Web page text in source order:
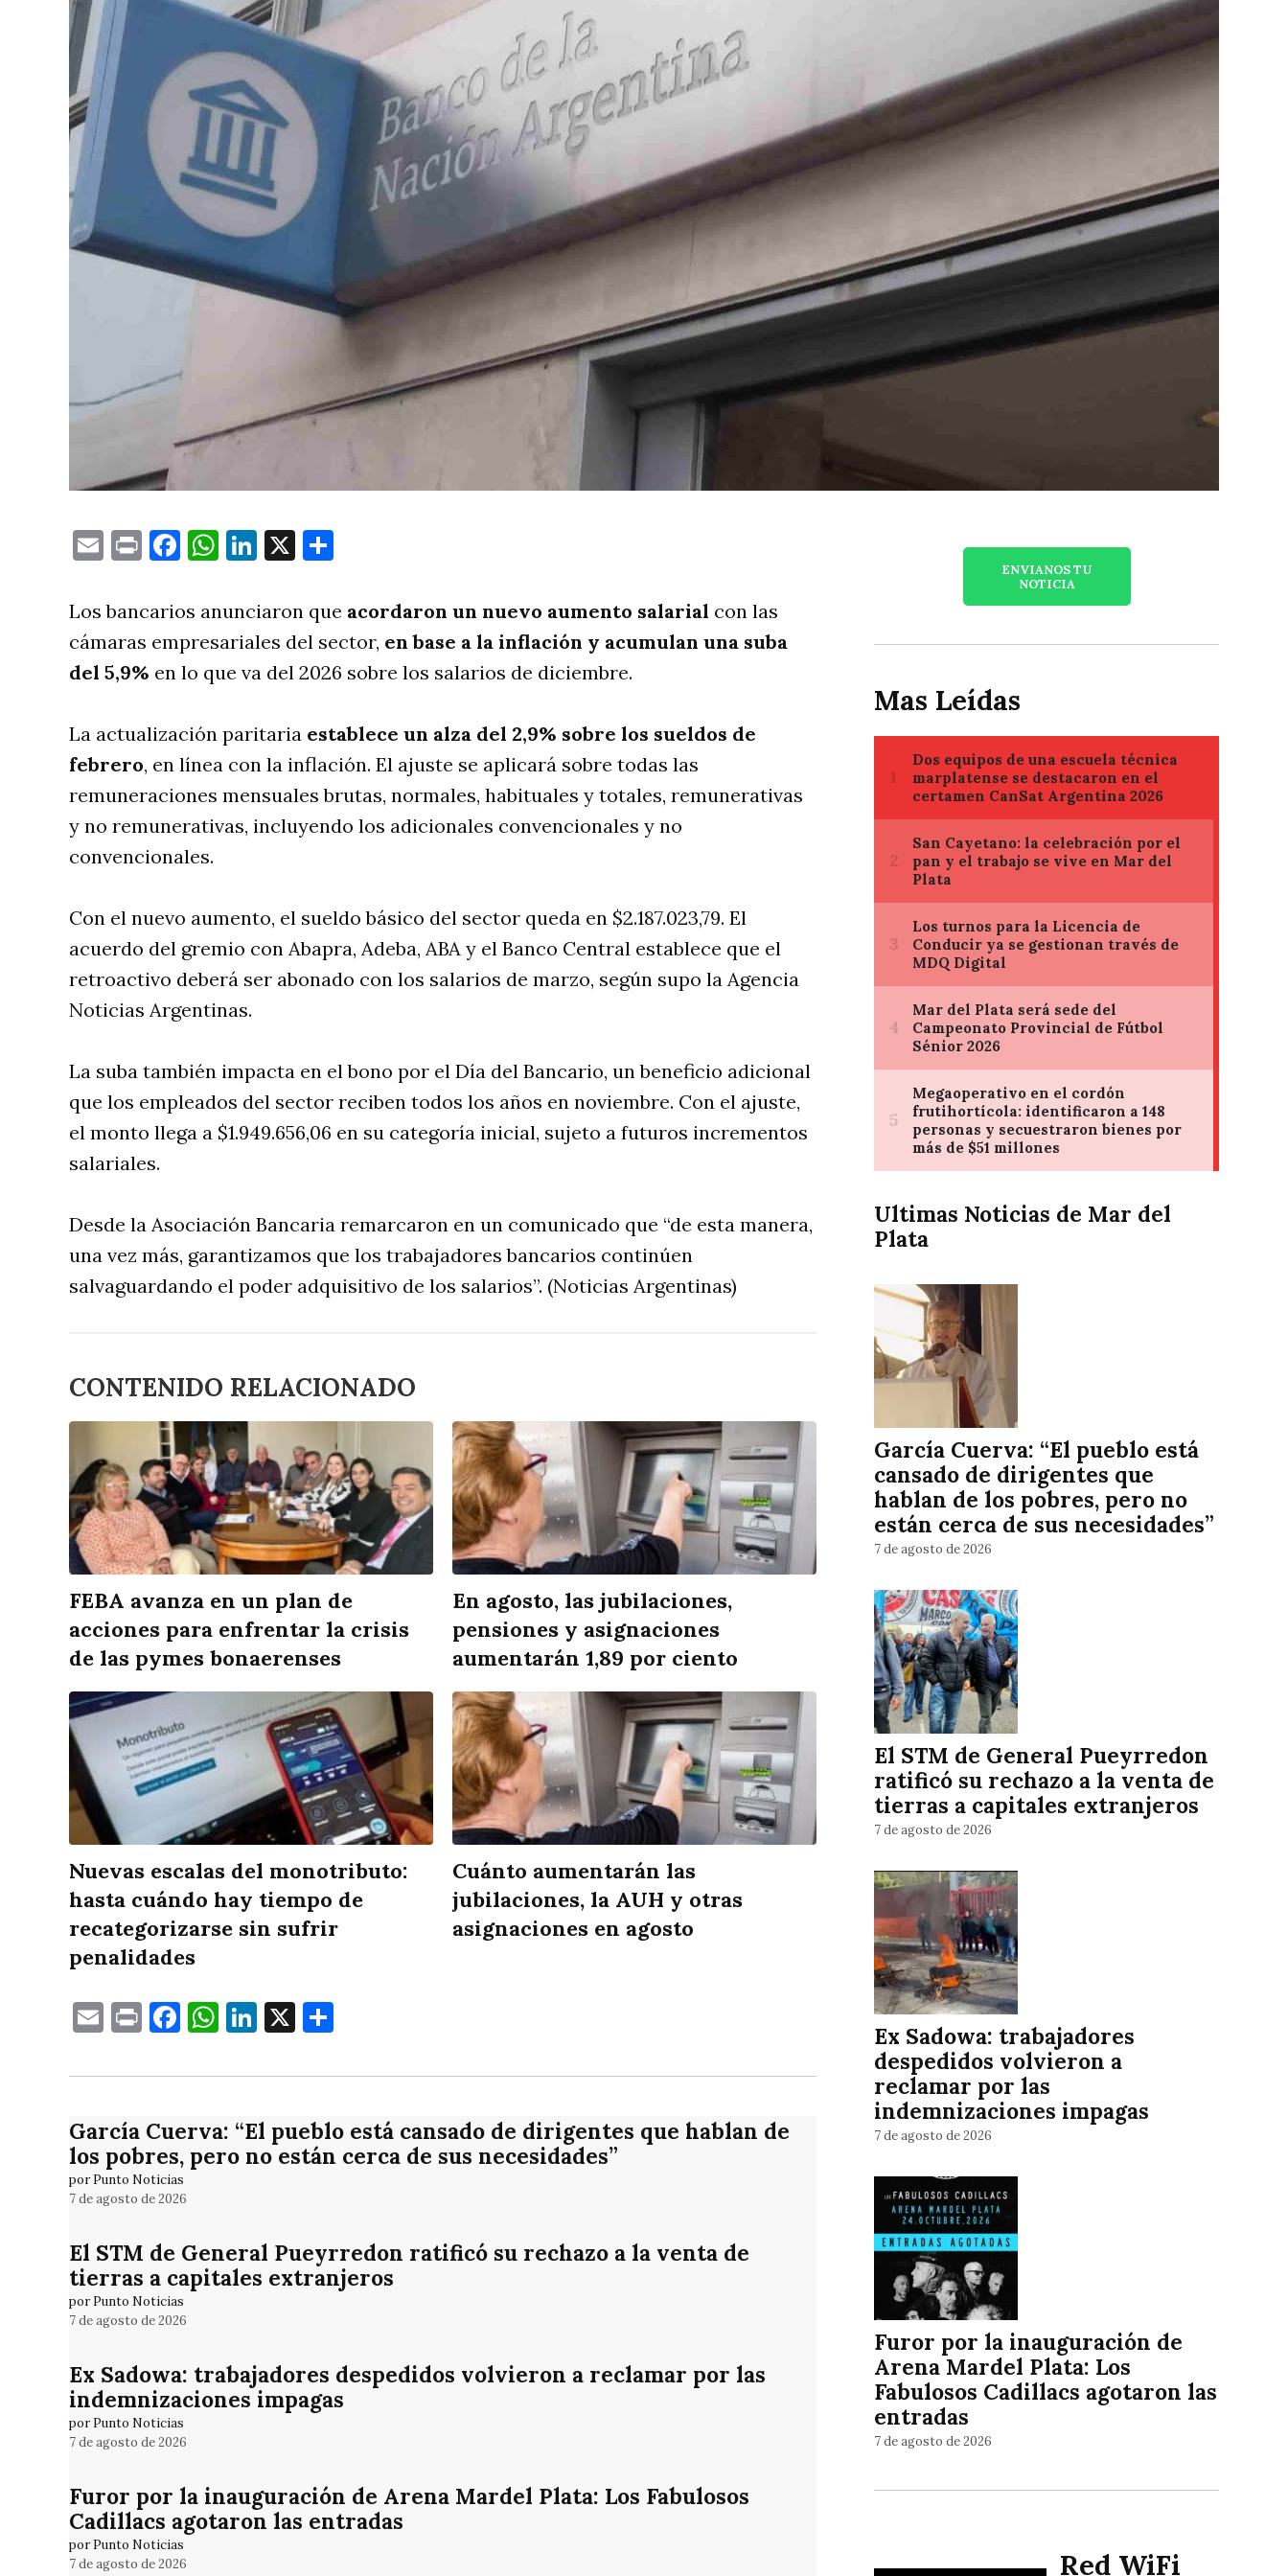
EmailPrintFacebook
WhatsApp
LinkedIn
X
Los bancarios anunciaron que acordaron un nuevo aumento salarial con las
cámaras empresariales del sector, en base a la inflación y acumulan una suba
del 5,9% en lo que va del 2026 sobre los salarios de diciembre.
La actualización paritaria establece un alza del 2,9% sobre los sueldos de
febrero, en línea con la inflación. El ajuste se aplicará sobre todas las
remuneraciones mensuales brutas, normales, habituales y totales, remunerativas
y no remunerativas, incluyendo los adicionales convencionales y no
convencionales.
Con el nuevo aumento, el sueldo básico del sector queda en $2.187.023,79. El
acuerdo del gremio con Abapra, Adeba, ABA y el Banco Central establece que el
retroactivo deberá ser abonado con los salarios de marzo, según supo la Agencia
Noticias Argentinas.
La suba también impacta en el bono por el Día del Bancario, un beneficio adicional
que los empleados del sector reciben todos los años en noviembre. Con el ajuste,
el monto llega a $1.949.656,06 en su categoría inicial, sujeto a futuros incrementos
salariales.
Desde la Asociación Bancaria remarcaron en un comunicado que “de esta manera,
una vez más, garantizamos que los trabajadores bancarios continúen
salvaguardando el poder adquisitivo de los salarios”. (Noticias Argentinas)
CONTENIDO RELACIONADO
FEBA avanza en un plan de
acciones para enfrentar la crisis
de las pymes bonaerenses
En agosto, las jubilaciones,
pensiones y asignaciones
aumentarán 1,89 por ciento
Nuevas escalas del monotributo:
hasta cuándo hay tiempo de
recategorizarse sin sufrir
penalidades
Cuánto aumentarán las
jubilaciones, la AUH y otras
asignaciones en agosto
EmailPrintFacebook
WhatsApp
LinkedIn
X
García Cuerva: “El pueblo está cansado de dirigentes que hablan de
los pobres, pero no están cerca de sus necesidades”
por Punto Noticias
7 de agosto de 2026
El STM de General Pueyrredon ratificó su rechazo a la venta de
tierras a capitales extranjeros
por Punto Noticias
7 de agosto de 2026
Ex Sadowa: trabajadores despedidos volvieron a reclamar por las
indemnizaciones impagas
por Punto Noticias
7 de agosto de 2026
Furor por la inauguración de Arena Mardel Plata: Los Fabulosos
Cadillacs agotaron las entradas
por Punto Noticias
7 de agosto de 2026
ENVIANOS TU
NOTICIA
Mas Leídas
Ultimas Noticias de Mar del
Plata
García Cuerva: “El pueblo está
cansado de dirigentes que
hablan de los pobres, pero no
están cerca de sus necesidades”
7 de agosto de 2026
El STM de General Pueyrredon
ratificó su rechazo a la venta de
tierras a capitales extranjeros
7 de agosto de 2026
Ex Sadowa: trabajadores
despedidos volvieron a
reclamar por las
indemnizaciones impagas
7 de agosto de 2026
Furor por la inauguración de
Arena Mardel Plata: Los
Fabulosos Cadillacs agotaron las
entradas
7 de agosto de 2026
Red WiFi